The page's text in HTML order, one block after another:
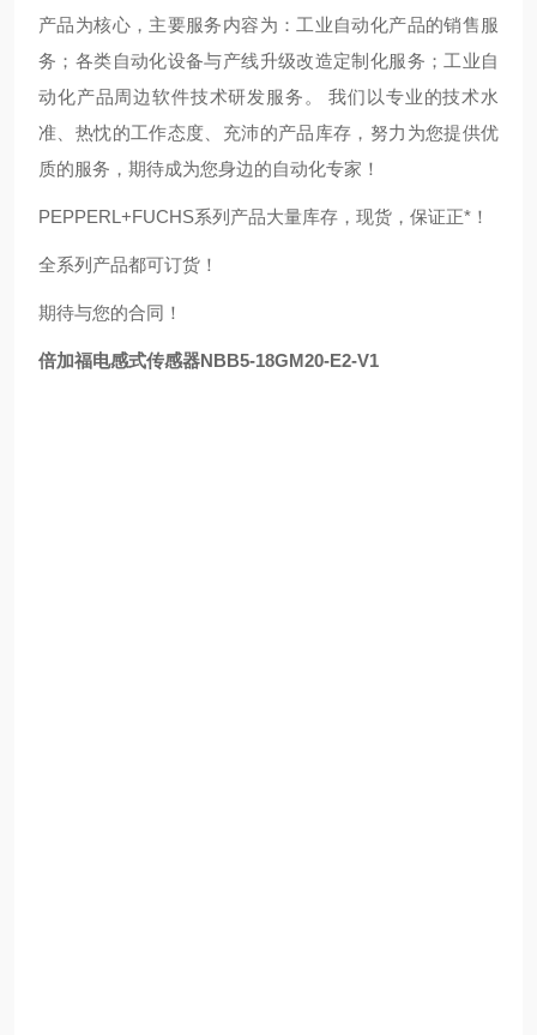
产品为核心，主要服务内容为：工业自动化产品的销售服
务；各类自动化设备与产线升级改造定制化服务；工业自
动化产品周边软件技术研发服务。 我们以专业的技术水
准、热忱的工作态度、充沛的产品库存，努力为您提供优
质的服务，期待成为您身边的自动化专家！
PEPPERL+FUCHS系列产品大量库存，现货，保证正*！
全系列产品都可订货！
期待与您的合同！
倍加福电感式传感器NBB5-18GM20-E2-V1